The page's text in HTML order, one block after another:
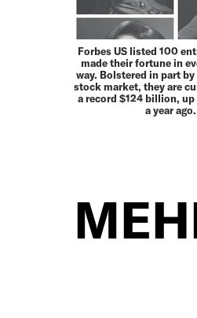
Forbes US listed 100
made their fortune in
way. Bolstered in part
stock market, they are
a record $124 billion, up
a year